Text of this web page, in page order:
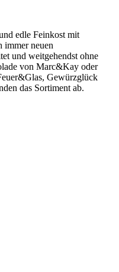
edle Feinkost mit
immer neuen
und weitgehendst ohne
von Marc&Kay oder
Gewürzglück
das Sortiment ab.